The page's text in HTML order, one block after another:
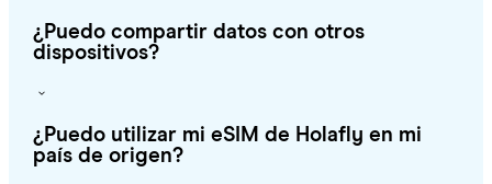
¿Puedo compartir datos con otros
dispositivos?
¿Puedo utilizar mi eSIM de Holafly en mi
país de origen?